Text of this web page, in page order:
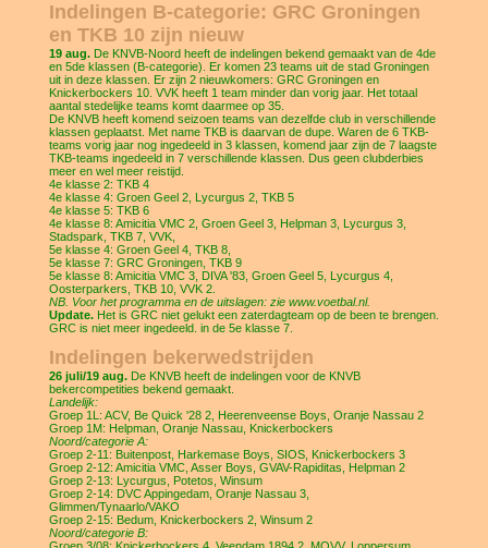
Indelingen B-categorie: GRC Groningen
en TKB 10 zijn nieuw
19 aug.De KNVB-Noord heeft de indelingen bekend gemaakt van de 4de
en 5de klassen (B-categorie). Er komen 23 teams uit de stad Groningen
uit in deze klassen. Er zijn 2 nieuwkomers: GRC Groningen en
Knickerbockers 10. VVK heeft 1 team minder dan vorig jaar. Het totaal
aantal stedelijke teams komt daarmee op 35.
De KNVB heeft komend seizoen teams van dezelfde club in verschillende
klassen geplaatst. Met name TKB is daarvan de dupe. Waren de 6 TKB-
teams vorig jaar nog ingedeeld in 3 klassen, komend jaar zijn de 7 laagste
TKB-teams ingedeeld in 7 verschillende klassen. Dus geen clubderbies
meer en wel meer reistijd.
4e klasse 2: TKB 4
4e klasse 4: Groen Geel 2, Lycurgus 2, TKB 5
4e klasse 5: TKB 6
4e klasse 8: Amicitia VMC 2, Groen Geel 3, Helpman 3, Lycurgus 3,
Stadspark, TKB 7, VVK,
5e klasse 4: Groen Geel 4, TKB 8,
5e klasse 7: GRC Groningen, TKB 9
5e klasse 8: Amicitia VMC 3, DIVA '83, Groen Geel 5, Lycurgus 4,
Oosterparkers, TKB 10, VVK 2.
NB. Voor het programma en de uitslagen: zie www.voetbal.nl.
Update. Het is GRC niet gelukt een zaterdagteam op de been te brengen.
GRC is niet meer ingedeeld. in de 5e klasse 7.
Indelingen bekerwedstrijden
26 juli/19 aug.De KNVB heeft de indelingen voor de KNVB
bekercompetities bekend gemaakt.
Landelijk:
Groep 1L: ACV, Be Quick '28 2, Heerenveense Boys, Oranje Nassau 2
Groep 1M: Helpman, Oranje Nassau, Knickerbockers
Noord/categorie A:
Groep 2-11: Buitenpost, Harkemase Boys, SIOS, Knickerbockers 3
Groep 2-12: Amicitia VMC, Asser Boys, GVAV-Rapiditas, Helpman 2
Groep 2-13: Lycurgus, Potetos, Winsum
Groep 2-14: DVC Appingedam, Oranje Nassau 3,
Glimmen/Tynaarlo/VAKO
Groep 2-15: Bedum, Knickerbockers 2, Winsum 2
Noord/categorie B: